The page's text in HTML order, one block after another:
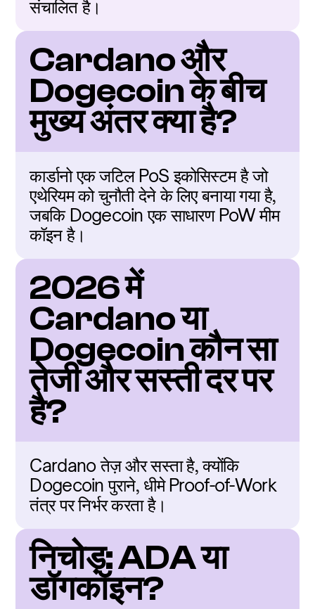
संचालित है।
Cardano और
Dogecoin के बीच
मुख्य अंतर क्या है?
कार्डानो एक जटिल PoS इकोसिस्टम है जो
एथेरियम को चुनौती देने के लिए बनाया गया है,
जबकि Dogecoin एक साधारण PoW मीम
कॉइन है।
2026 में
Cardano या
Dogecoin कौन सा
तेजी और सस्ती दर पर
है?
Cardano तेज़ और सस्ता है, क्योंकि
Dogecoin पुराने, धीमे Proof-of-Work
तंत्र पर निर्भर करता है।
निचोड़: ADA या
डॉगकॉइन?